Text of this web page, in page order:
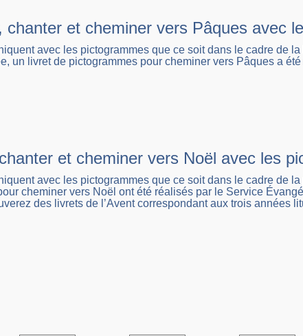
et cheminer vers Pâques avec
avec les pictogrammes que ce soit dans le cadre de
un livret de pictogrammes pour cheminer vers Pâques a
et cheminer vers Noël avec les
avec les pictogrammes que ce soit dans le cadre de
cheminer vers Noël ont été réalisés par le Service
des livrets de l’Avent correspondant aux trois années